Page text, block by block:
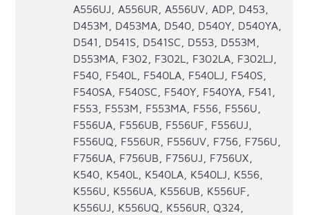
A556UJ, A556UR, A556UV, ADP, D453,
D453M, D453MA, D540, D540Y, D540YA,
D541, D541S, D541SC, D553, D553M,
D553MA, F302, F302L, F302LA, F302LJ,
F540, F540L, F540LA, F540LJ, F540S,
F540SA, F540SC, F540Y, F540YA, F541,
F553, F553M, F553MA, F556, F556U,
F556UA, F556UB, F556UF, F556UJ,
F556UQ, F556UR, F556UV, F756, F756U,
F756UA, F756UB, F756UJ, F756UX,
K540, K540L, K540LA, K540LJ, K556,
K556U, K556UA, K556UB, K556UF,
K556UJ, K556UQ, K556UR, Q324,